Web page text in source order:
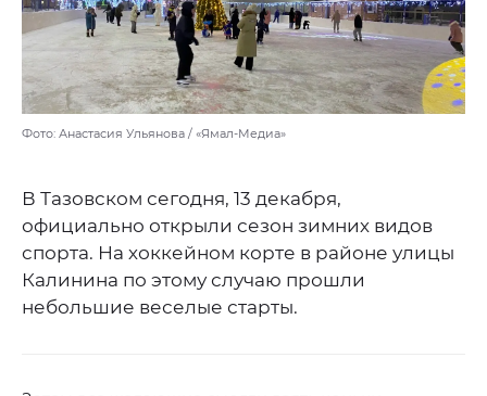
Фото: Анастасия Ульянова / «Ямал-Медиа»
В Тазовском сегодня, 13 декабря,
официально открыли сезон зимних видов
спорта. На хоккейном корте в районе улицы
Калинина по этому случаю прошли
небольшие веселые старты.